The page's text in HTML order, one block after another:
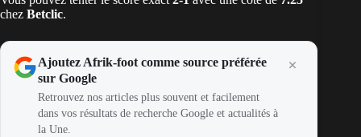
chez Betclic.
Ajoutez Afrik-foot comme source préférée
sur Google
Retrouvez nos articles plus souvent et facilement
dans vos résultats de recherche Google et actualités à
la Une.